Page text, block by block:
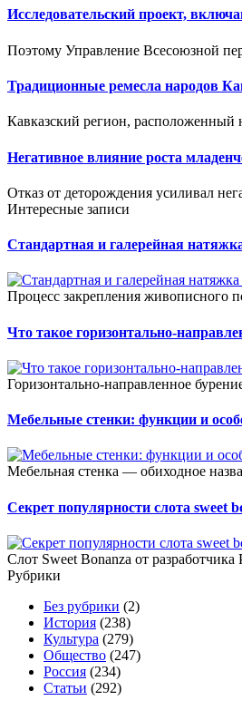
Исследовательский проект,
Поэтому Управление Всесоюзной
Традиционные ремесла народов
Кавказский регион,
Негативное влияние роста
Отказ от деторождения усиливал
Интересные записи
Стандартная и галерейная
Процесс закрепления живописного
Что такое горизонтально-
Горизонтально-направленное
Мебельные стенки: функции и
Мебельная стенка — обиходное
Секрет популярности слота sweet
Слот Sweet Bonanza от
Рубрики
Без рубрики (2)
История (238)
Культура (279)
Общество (247)
Россия (234)
Статьи (292)